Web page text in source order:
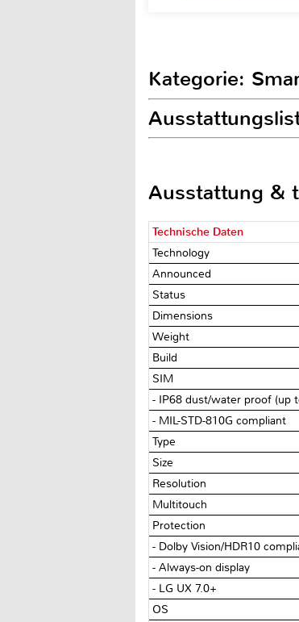
Kategorie:
Ausstattung &
Technische Daten
Technology
Announced
Status
Dimensions
Weight
Build
SIM
- IP68 dust/water proof (up
- MIL-STD-810G compliant
Type
Size
Resolution
Multitouch
Protection
- Dolby Vision/HDR10
- Always-on display
- LG UX 7.0+
OS